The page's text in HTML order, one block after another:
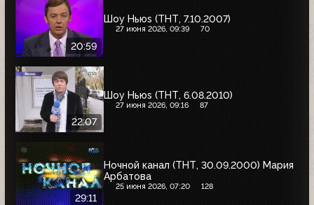
20:59
Шоу Ньюs (ТНТ, 7.10.2007)
27 июня 2026, 09:39 70
22:07
Шоу Ньюs (ТНТ, 6.08.2010)
27 июня 2026, 09:16 87
29:11
Ночной канал (ТНТ, 30.09.2000) Мария
Арбатова
25 июня 2026, 07:20 128